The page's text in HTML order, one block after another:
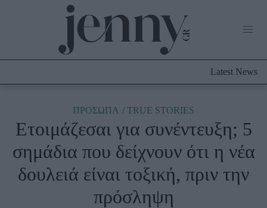
Culture
Fashion
Shopping
Styling Tips
Latest News
ΠΡΟΣΩΠΑ TRUE STORIES
Ετοιμάζεσαι για συνέντευξη; 5
σημάδια που δείχνουν ότι η νέα
δουλειά είναι τοξική, πριν την
πρόσληψη